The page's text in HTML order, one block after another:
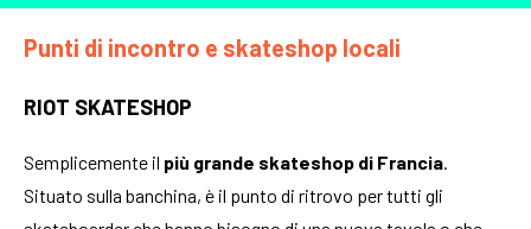
Punti di incontro e skateshop locali
RIOT SKATESHOP
Semplicemente il più grande skateshop di Francia.
Situato sulla banchina, è il punto di ritrovo per tutti gli